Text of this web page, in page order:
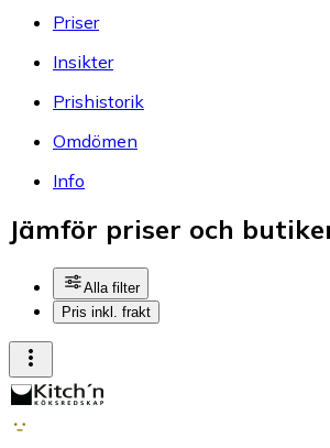
Priser
Insikter
Prishistorik
Omdömen
Info
Jämför priser och
Alla filter
Pris inkl. frakt